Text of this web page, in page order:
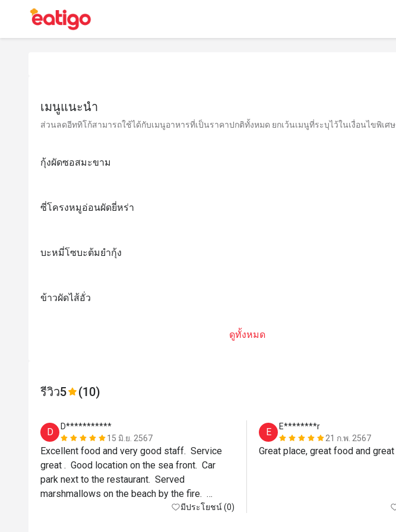
เมนูแนะนำ
ส่วนลดอีททิโก้สามารถใช้ได้กับเมนูอาหารที่เป็นราคาปกติทั้งหมด ยกเว้นเมนูที่ระบุไว้ในเงื่อนไขพิเศษ
กุ้งผัดซอสมะขาม
ซี่โครงหมูอ่อนผัดยี่หร่า
บะหมี่โซบะต้มยำกุ้ง
ข้าวผัดไส้อั่ว
ดูทั้งหมด
รีวิว5 (10)
D
D***********
15 มิ.ย. 2567
Excellent food and very good staff.  Service
great .  Good location on the sea front.  Car
park next to the restaurant.  Served
marshmallows on the beach by the fire.
Children loved it. Happy hour helped.  Cocktails
มีประโยชน์ (0)
E
E********r
21 ก.พ. 2567